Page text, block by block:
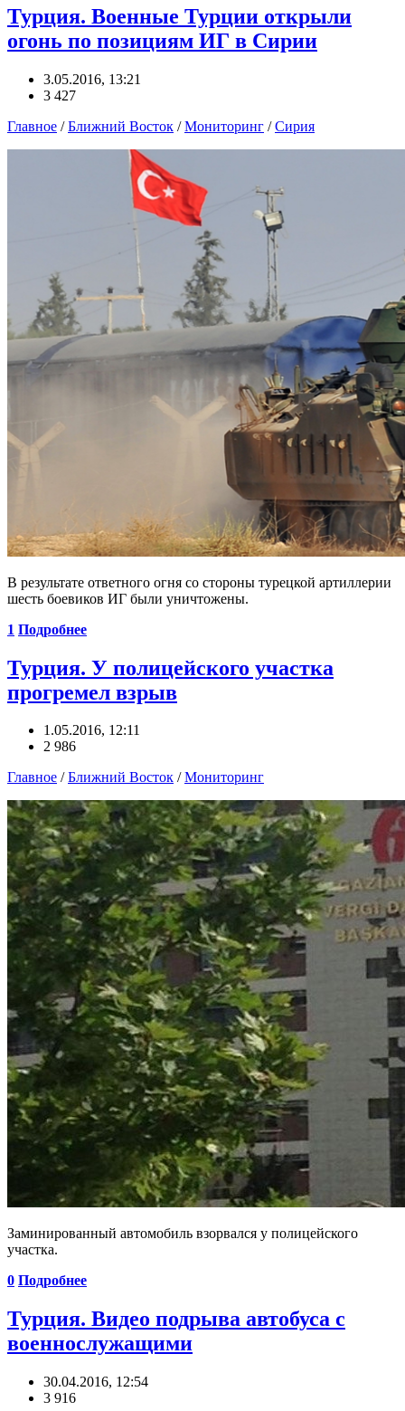
Турция. Военные Турции открыли
огонь по позициям ИГ в Сирии
3.05.2016, 13:21
3 427
Главное /Ближний Восток /Мониторинг /Сирия
В результате ответного огня со стороны турецкой артиллерии
шесть боевиков ИГ были уничтожены.
1 Подробнее
Турция. У полицейского участка
прогремел взрыв
1.05.2016, 12:11
2 986
Главное /Ближний Восток /Мониторинг
Заминированный автомобиль взорвался у полицейского
участка.
0 Подробнее
Турция. Видео подрыва автобуса с
военнослужащими
30.04.2016, 12:54
3 916